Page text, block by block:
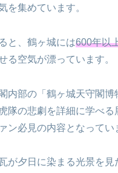
を集めています。
と、鶴ヶ城には600年以
る空気が漂っています。
内部の「鶴ヶ城天守閣
隊の悲劇を詳細に学べる
ン必見の内容となってい
が夕日に染まる光景を見